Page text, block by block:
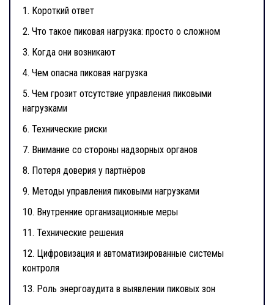
1. Короткий ответ
2. Что такое пиковая нагрузка: просто о сложном
3. Когда они возникают
4. Чем опасна пиковая нагрузка
5. Чем грозит отсутствие управления пиковыми
нагрузками
6. Технические риски
7. Внимание со стороны надзорных органов
8. Потеря доверия у партнёров
9. Методы управления пиковыми нагрузками
10. Внутренние организационные меры
11. Технические решения
12. Цифровизация и автоматизированные системы
контроля
13. Роль энергоаудита в выявлении пиковых зон